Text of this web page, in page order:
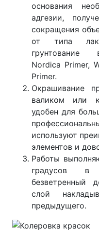
основания
адгезии,
сокращения
от типа
грунтование
Nordica Primer,
Primer.
Окрашивание
валиком или
удобен для
используют
элементов и
Работы
градусов в
безветренный
слой
предыдущего.